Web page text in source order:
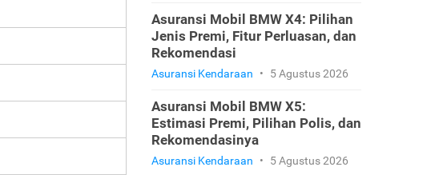
Asuransi Mobil BMW X4: Pilihan
Jenis Premi, Fitur Perluasan, dan
Rekomendasi
Asuransi Kendaraan • 5 Agustus 2026
Asuransi Mobil BMW X5:
Estimasi Premi, Pilihan Polis, dan
Rekomendasinya
Asuransi Kendaraan • 5 Agustus 2026